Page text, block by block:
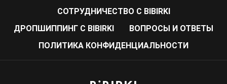
CОТРУДНИЧЕСТВО С BIBIRKI
ДРОПШИППИНГ С BIBIRKI
ВОПРОСЫ И ОТВЕТЫ
ПОЛИТИКА КОНФИДЕНЦИАЛЬНОСТИ